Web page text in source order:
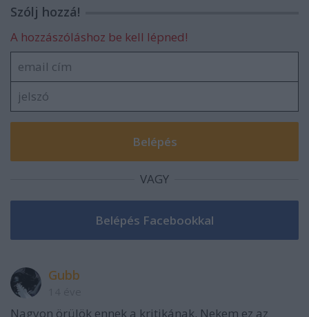
Szólj hozzá!
A hozzászóláshoz be kell lépned!
VAGY
Gubb
Nagyon örülök ennek a kritikának. Nekem ez az